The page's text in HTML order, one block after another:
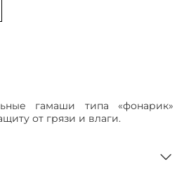
гамаши типа «фонарик»
от грязи и влаги.